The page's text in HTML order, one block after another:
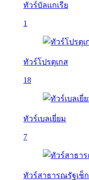
ทัวร์บัลเเกเรีย
1
ทัวร์โปรตุเกส
18
ทัวร์เบลเยี่ยม
7
ทัวร์สาธารณรัฐเช็ก